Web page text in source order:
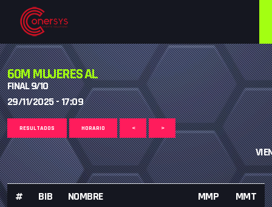
60M MUJERES AL
FINAL 9/10
29/11/2025 - 17:09
RESULTADOS HORARIO < >
# BIB NOMBRE MMP MMT